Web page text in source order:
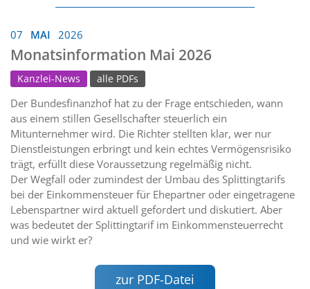
07 MAI 2026
Monatsinformation Mai 2026
Kanzlei-News alle PDFs
Der Bundesfinanzhof hat zu der Frage entschieden, wann
aus einem stillen Gesellschafter steuerlich ein
Mitunternehmer wird. Die Richter stellten klar, wer nur
Dienstleistungen erbringt und kein echtes Vermögensrisiko
trägt, erfüllt diese Voraussetzung regelmäßig nicht.
Der Wegfall oder zumindest der Umbau des Splittingtarifs
bei der Einkommensteuer für Ehepartner oder eingetragene
Lebenspartner wird aktuell gefordert und diskutiert. Aber
was bedeutet der Splittingtarif im Einkommensteuerrecht
und wie wirkt er?
zur PDF-Datei